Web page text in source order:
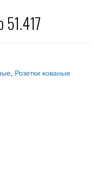
51.417
Розетки кованые